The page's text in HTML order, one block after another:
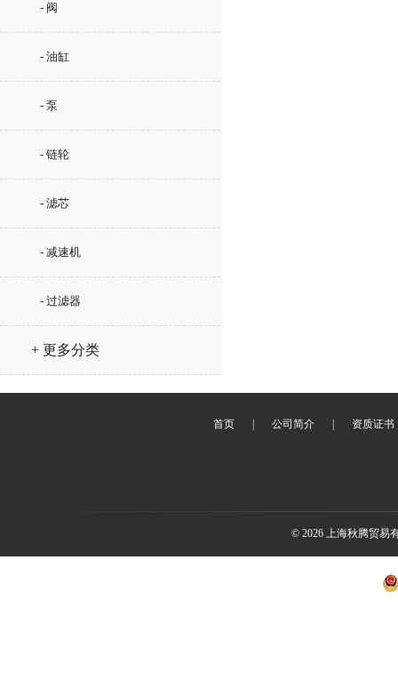
- 阀
- 油缸
- 泵
- 链轮
- 滤芯
- 减速机
- 过滤器
+ 更多分类
首页 公司简介 资质证书
© 2026 上海秋腾贸易